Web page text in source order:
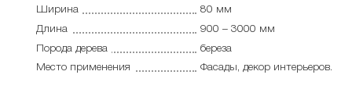
Ширина
80 мм
Длина
900 – 3000 мм
Порода дерева
береза
Место применения
Фасады, декор интерьеров.